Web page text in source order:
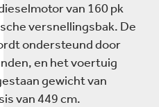
van 160 pk
versnellingsbak. De
ondersteund door
en het voertuig
gewicht van
van 449 cm.